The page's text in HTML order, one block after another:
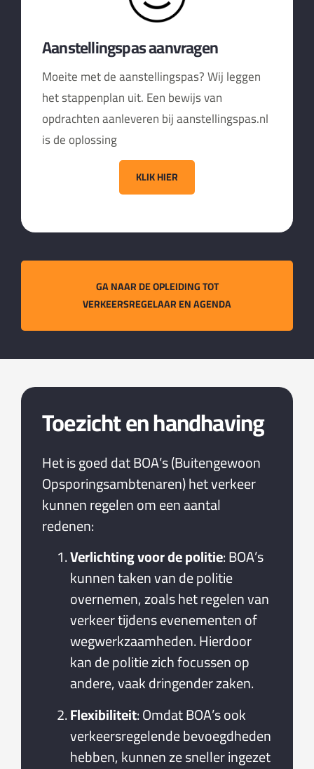
Aanstellingspas aanvragen
Moeite met de aanstellingspas? Wij leggen
het stappenplan uit. Een bewijs van
opdrachten aanleveren bij aanstellingspas.nl
is de oplossing
KLIK HIER
GA NAAR DE OPLEIDING TOT
VERKEERSREGELAAR EN AGENDA
Toezicht en handhaving
Het is goed dat BOA’s (Buitengewoon
Opsporingsambtenaren) het verkeer
kunnen regelen om een aantal
redenen:
Verlichting voor de politie: BOA’s
kunnen taken van de politie
overnemen, zoals het regelen van
verkeer tijdens evenementen of
wegwerkzaamheden. Hierdoor
kan de politie zich focussen op
andere, vaak dringender zaken.
Flexibiliteit: Omdat BOA’s ook
verkeersregelende bevoegdheden
hebben, kunnen ze sneller ingezet